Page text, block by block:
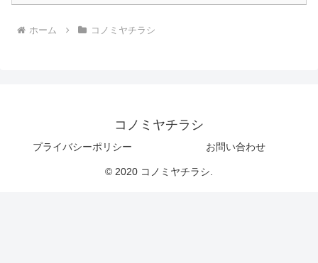
ホーム コノミヤチラシ
コノミヤチラシ
プライバシーポリシー お問い合わせ
© 2020 コノミヤチラシ.